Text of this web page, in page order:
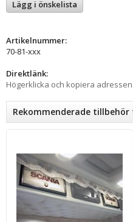
Lägg i önskelista
Artikelnummer:
70-81-xxx
Direktlänk:
Högerklicka och kopiera adressen
Rekommenderade